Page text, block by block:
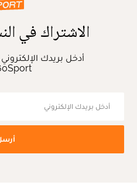
الاشتراك في
أدخل بريدك